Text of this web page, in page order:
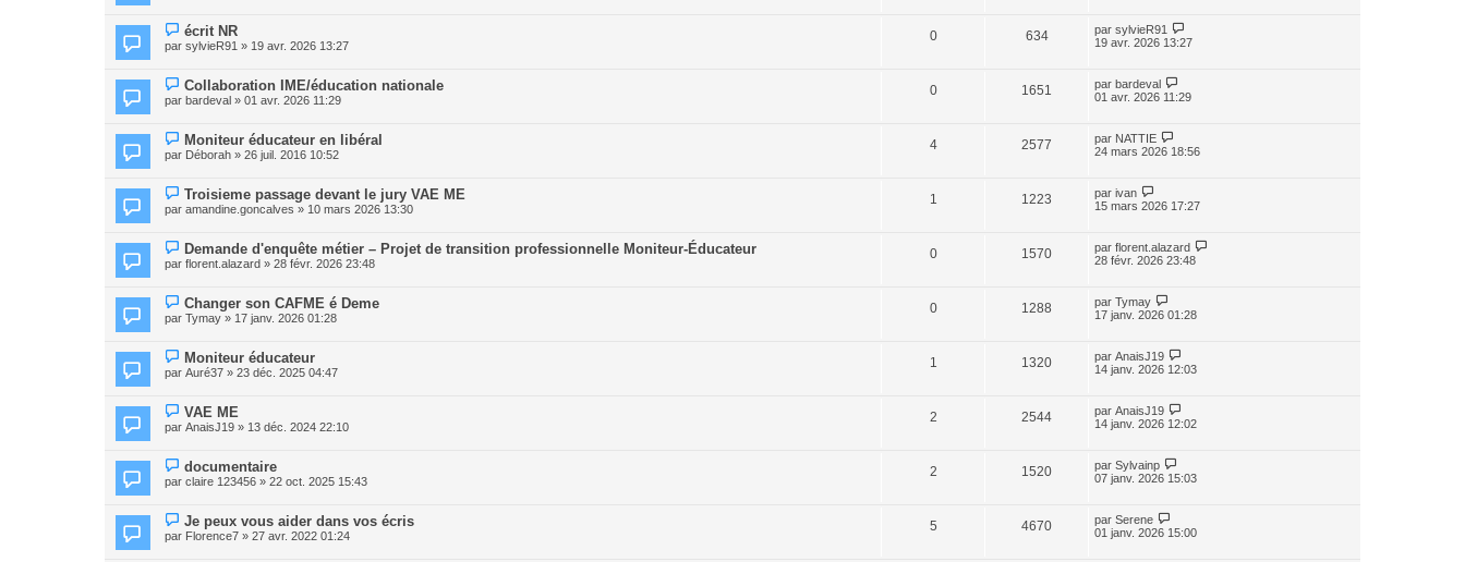
écrit NR
par sylvieR91 » 19 avr. 2026 13:27
0 634 par sylvieR91
19 avr. 2026 13:27
Collaboration IME/éducation nationale
par bardeval » 01 avr. 2026 11:29
0 1651 par bardeval
01 avr. 2026 11:29
Moniteur éducateur en libéral
par Déborah » 26 juil. 2016 10:52
4 2577 par NATTIE
24 mars 2026 18:56
Troisieme passage devant le jury VAE ME
par amandine.goncalves » 10 mars 2026 13:30
1 1223 par ivan
15 mars 2026 17:27
Demande d'enquête métier – Projet de transition professionnelle Moniteur-Éducateur
par florent.alazard » 28 févr. 2026 23:48
0 1570 par florent.alazard
28 févr. 2026 23:48
Changer son CAFME é Deme
par Tymay » 17 janv. 2026 01:28
0 1288 par Tymay
17 janv. 2026 01:28
Moniteur éducateur
par Auré37 » 23 déc. 2025 04:47
1 1320 par AnaisJ19
14 janv. 2026 12:03
VAE ME
par AnaisJ19 » 13 déc. 2024 22:10
2 2544 par AnaisJ19
14 janv. 2026 12:02
documentaire
par claire 123456 » 22 oct. 2025 15:43
2 1520 par Sylvainp
07 janv. 2026 15:03
Je peux vous aider dans vos écris
par Florence7 » 27 avr. 2022 01:24
5 4670 par Serene
01 janv. 2026 15:00